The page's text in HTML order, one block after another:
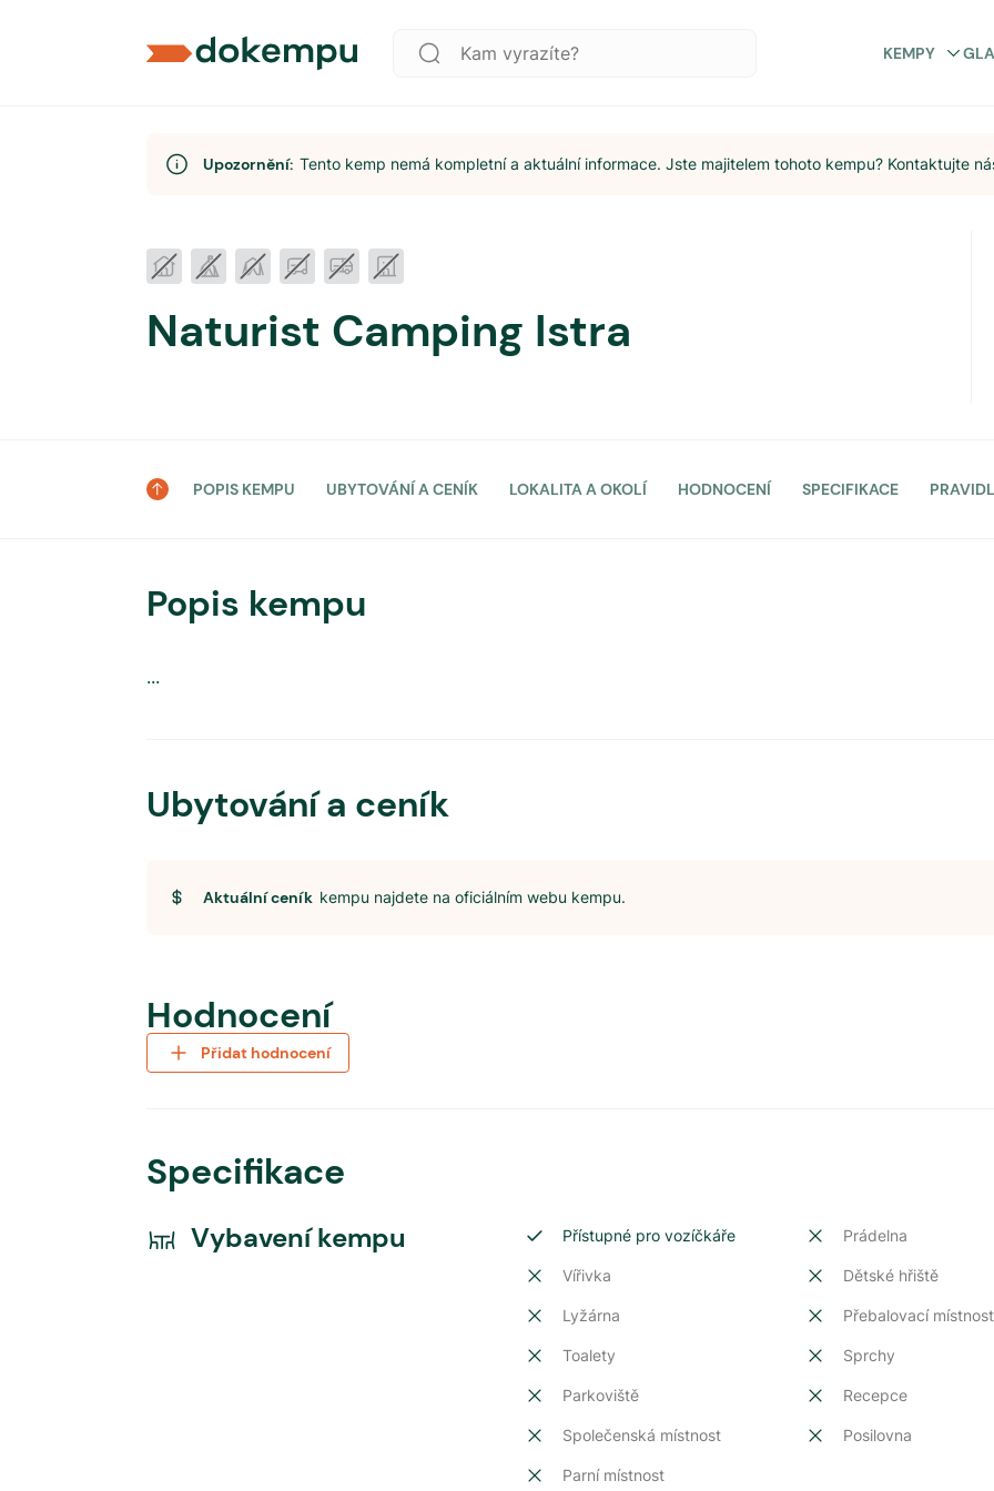
KEMPY
Upozornění: Tento kemp nemá kompletní a aktuální informace. Jste majitelem tohoto kempu? Kontaktujte
Naturist Camping Istra
POPIS KEMPU UBYTOVÁNÍ A CENÍK LOKALITA A OKOLÍ HODNOCENÍ SPECIFIKACE
Popis kempu
...
Ubytování a ceník
Aktuální ceník kempu najdete na oficiálním webu kempu.
Hodnocení
Přidat hodnocení
Specifikace
Vybavení kempu Přístupné pro vozíčkáře Prádelna
Vířivka Dětské hřiště
Lyžárna Přebalovací místnost
Toalety Sprchy
Parkoviště Recepce
Společenská místnost Posilovna
Parní místnost